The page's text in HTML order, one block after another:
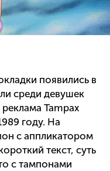
появились в
среди девушек
Tampax
году. На
с аппликатором
текст, суть
с тампонами